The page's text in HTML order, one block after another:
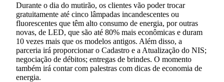
Durante o dia do mutirão, os clientes vão poder trocar
gratuitamente até cinco lâmpadas incandescentes ou
fluorescentes que têm alto consumo de energia, por outras
novas, de LED, que são até 80% mais econômicas e duram
10 vezes mais que os modelos antigos. Além disso, a
parceria irá proporcionar o Cadastro e a Atualização do NIS;
negociação de débitos; entregas de brindes. O momento
também irá contar com palestras com dicas de economia de
energia.